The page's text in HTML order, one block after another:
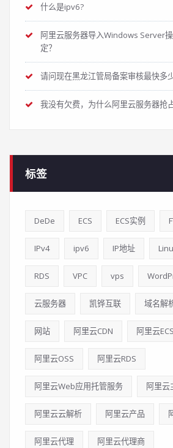
什么是ipv6?
阿里云服务器导入Windows Server
定？
请问现在黑龙江管局备案审核最快多
我没有欠费，为什么阿里云服务器抢
标签
DeDe ECS ECS实例
IPv4 ipv6 IP地址
RDS VPC vps
云服务器 凯铧互联 域名解
网站 阿里云CDN 阿里云ECS
阿里云OSS 阿里云RDS
阿里云Web应用托管服务 阿里云
阿里云云解析 阿里云产品
阿里云代理 阿里云代理商